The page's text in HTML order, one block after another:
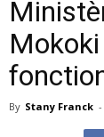
By Stany Franck -